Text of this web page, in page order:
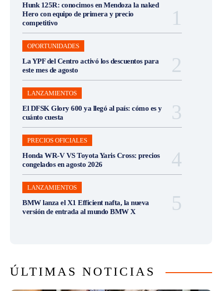
Hunk 125R: conocimos en Mendoza la naked
Hero con equipo de primera y precio
competitivo
OPORTUNIDADES
La YPF del Centro activó los descuentos para
este mes de agosto
LANZAMIENTOS
El DFSK Glory 600 ya llegó al país: cómo es y
cuánto cuesta
PRECIOS OFICIALES
Honda WR-V VS Toyota Yaris Cross: precios
congelados en agosto 2026
LANZAMIENTOS
BMW lanza el X1 Efficient nafta, la nueva
versión de entrada al mundo BMW X
ÚLTIMAS NOTICIAS